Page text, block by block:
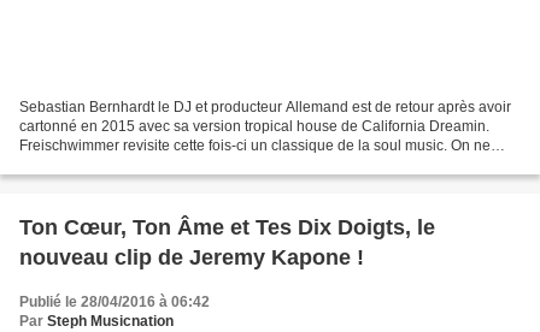
Sebastian Bernhardt le DJ et producteur Allemand est de retour après avoir
cartonné en 2015 avec sa version tropical house de California Dreamin.
Freischwimmer revisite cette fois-ci un classique de la soul music. On ne
Ton Cœur, Ton Âme et Tes Dix Doigts, le
nouveau clip de Jeremy Kapone !
Publié le 28/04/2016 à 06:42
Par Steph Musicnation